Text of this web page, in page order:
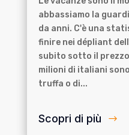
abbassiamo la
da anni. C'è una
finire nei dépliant
subito sotto il
milioni di italiani
truffa o di...
Scopri di più